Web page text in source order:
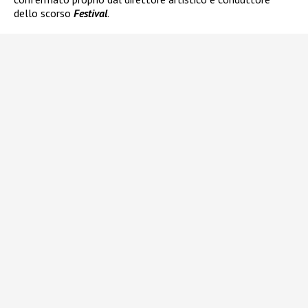
dello scorso Festival.